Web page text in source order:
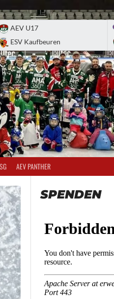
AEV U17
ESV Kaufbeuren
AEV PANTHER
SPENDEN